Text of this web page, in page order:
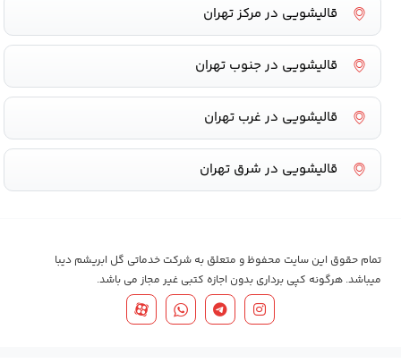
قالیشویی در مرکز تهران
قالیشویی در جنوب تهران
قالیشویی در غرب تهران
قالیشویی در شرق تهران
تمام حقوق این سایت محفوظ و متعلق به شرکت خدماتی گل ابریشم دیبا
میباشد. هرگونه کپی برداری بدون اجازه کتبی غیر مجاز می باشد.